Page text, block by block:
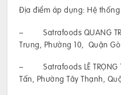
Địa điểm áp dụng: Hệ
– Satrafoods QUANG
Trung, Phường 10, Quận
– Satrafoods LÊ TRỌNG
Tấn, Phường Tây Thạnh,